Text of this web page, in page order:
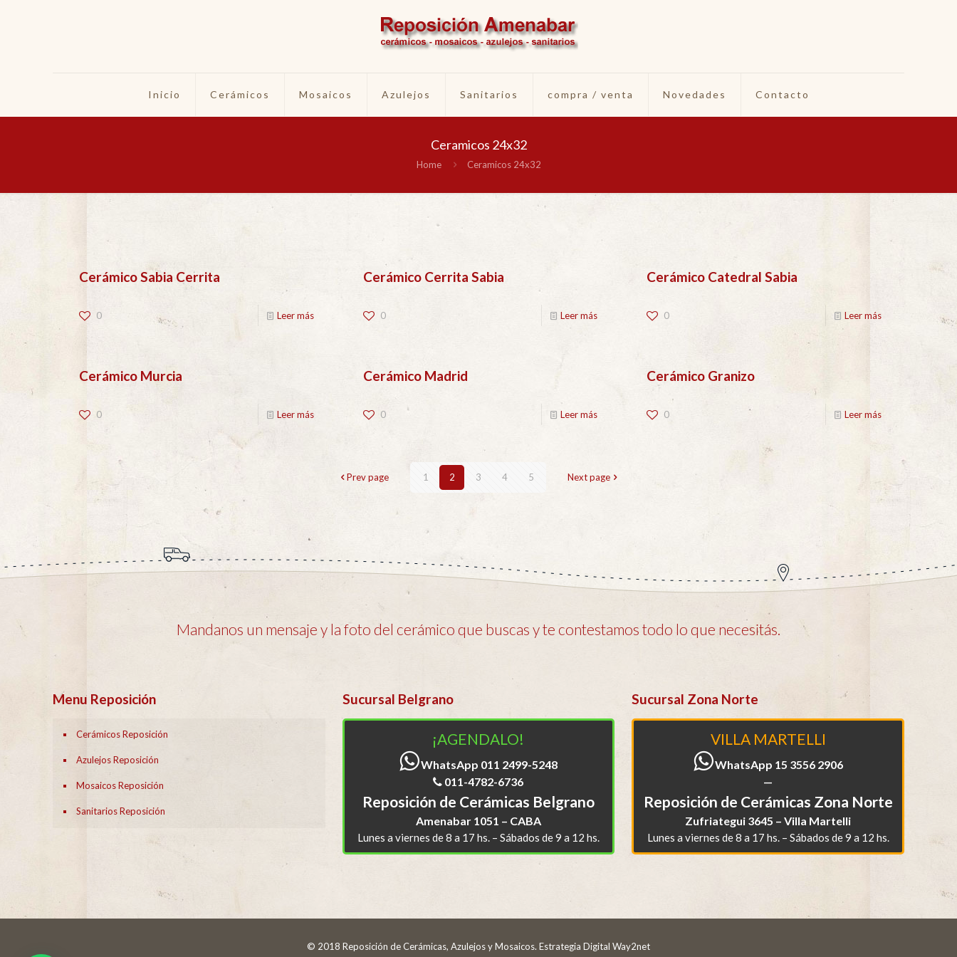
Inicio Cerámicos Mosaicos Azulejos Sanitarios compra / venta Novedades Contacto
Ceramicos 24x32
Home Ceramicos 24x32
Cerámico Sabia Cerrita
0 Leer más
Cerámico Cerrita Sabia
0 Leer más
Cerámico Catedral Sabia
0 Leer más
Cerámico Murcia
0 Leer más
Cerámico Madrid
0 Leer más
Cerámico Granizo
0 Leer más
Prev page 1 2 3 4 5 Next page
Mandanos un mensaje y la foto del cerámico que buscas y te contestamos todo lo que necesitás.
Menu Reposición
Cerámicos Reposición
Azulejos Reposición
Mosaicos Reposición
Sanitarios Reposición
Sucursal Belgrano
¡AGENDALO!
WhatsApp 011 2499-5248
011-4782-6736
Reposición de Cerámicas Belgrano
Amenabar 1051 – CABA
Lunes a viernes de 8 a 17 hs. – Sábados de 9 a 12 hs.
Sucursal Zona Norte
VILLA MARTELLI
WhatsApp 15 3556 2906
—
Reposición de Cerámicas Zona Norte
Zufriategui 3645 – Villa Martelli
Lunes a viernes de 8 a 17 hs. – Sábados de 9 a 12 hs.
© 2018 Reposición de Cerámicas, Azulejos y Mosaicos. Estrategia Digital Way2net